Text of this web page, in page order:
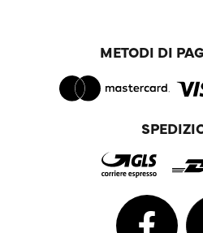
METODI DI